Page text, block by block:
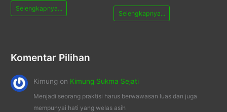
Selengkapnya...
Selengkapnya...
Komentar Pilihan
Kimung on Kimung Sukma Sejati
Menjadi seorang praktisi harus berwawasan luas dan juga
mempunyai hati yang welas asih